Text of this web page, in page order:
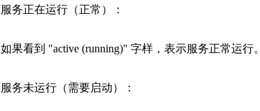
服务正在运行（正常）：
如果看到 "active (running)" 字样，表示服务正常运行。
服务未运行（需要启动）：